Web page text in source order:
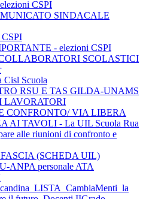
CSPI
SINDACALE
- elezioni CSPI
SCOLASTICI
Cisl Scuola
RSU E TAS GILDA-UNAMS
LAVORATORI
CONFRONTO/ VIA LIBERA
AI TAVOLI - La UIL Scuola Rua
alle riunioni di confronto e
(SCHEDA UIL)
ANPA personale ATA